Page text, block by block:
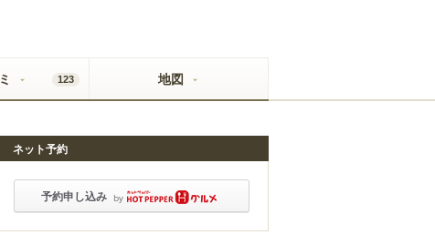
123 地図
ネット予約
予約申し込み